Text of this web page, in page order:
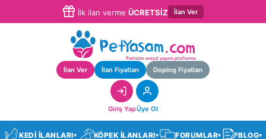
İlk ilan verme ÜCRETSİZ İlan Ver
İlan Ver İlan Fiyatları Doping Fiyatları
Giriş YapÜye Ol
KEDİ İLANLARI▾ KÖPEK İLANLARI▾ FORUMLAR▾ BLOG▾